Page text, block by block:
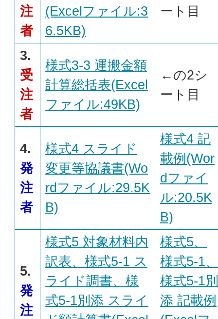
注
者
(Excelファイル:3
6.5KB)
ート目
3.
受
注
者
様式3-3 運搬金額
計算総括表(Excel
ファイル:49KB)
←の2シ
ート目
4.
発
注
者
様式4 スライド
変更等協議書(Wo
rdファイル:29.5K
B)
様式4 記
載例(Wor
dファイ
ル:20.5K
B)
5.
発
注
様式5 対象材料内
訳表、様式5-1 ス
ライド調書、様
式5-1別添 スライ
様式5、
様式5-1、
様式5-1別
添 記載例